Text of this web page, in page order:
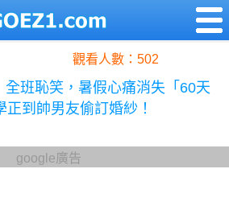
觀看人數：502
全班恥笑，暑假心痛消失「60天
到帥男友偷訂婚紗！
google廣告